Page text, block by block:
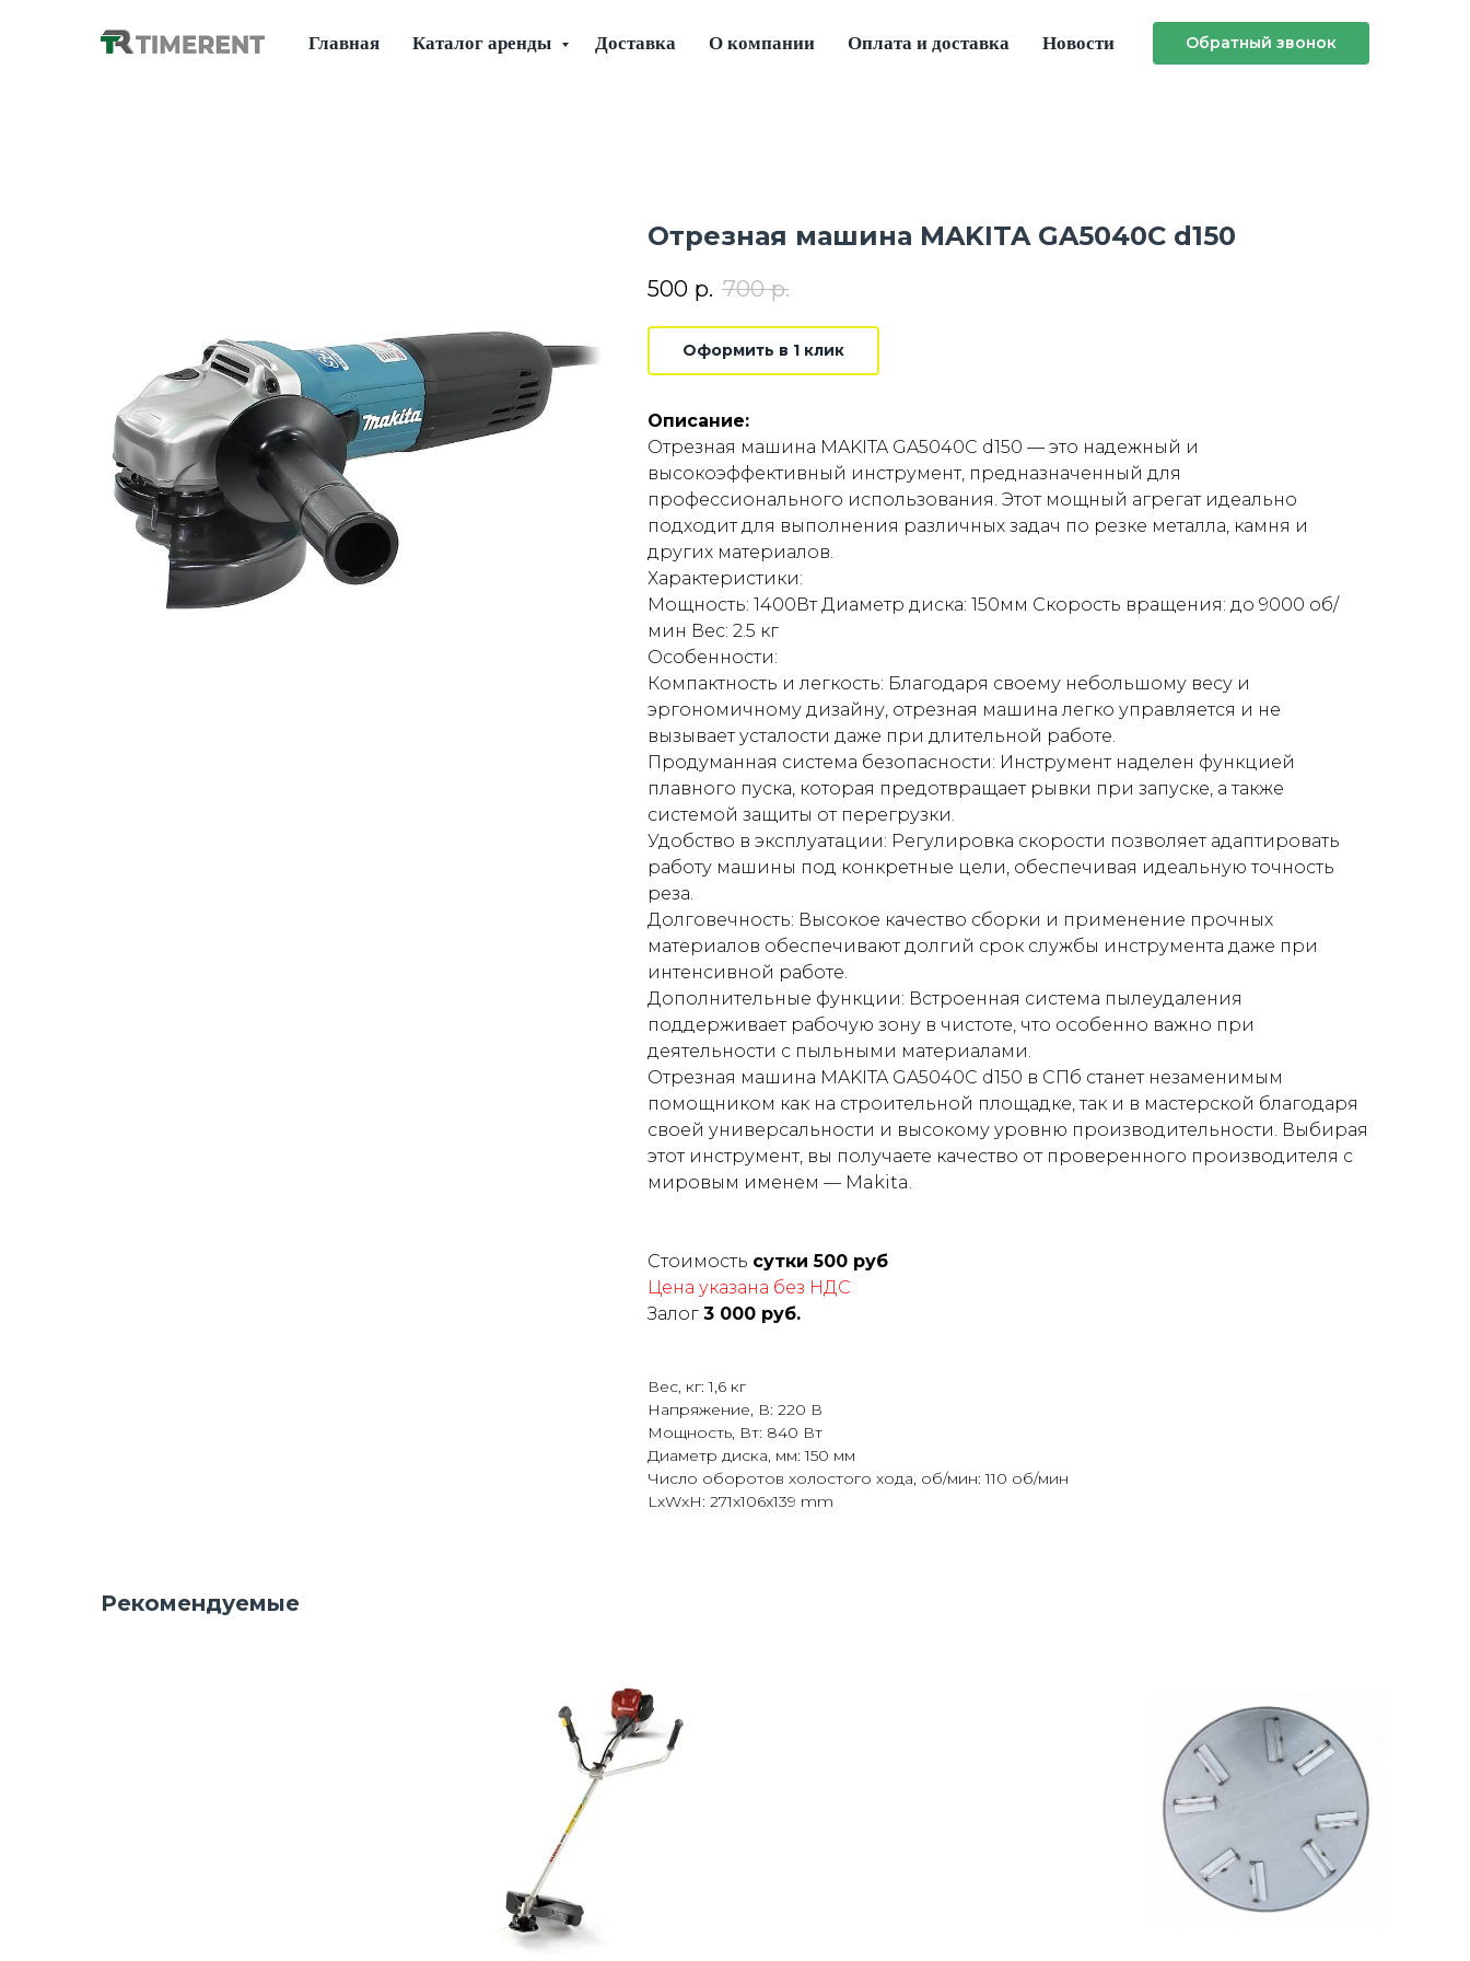
Главная Каталог аренды Доставка О компании Оплата и доставка Новости Обратный звонок
Отрезная машина MAKITA GA5040C d150
500 р. 700 р.
Оформить в 1 клик
Описание:
Отрезная машина MAKITA GA5040C d150 — это надежный и
высокоэффективный инструмент, предназначенный для
профессионального использования. Этот мощный агрегат идеально
подходит для выполнения различных задач по резке металла, камня и
других материалов.
Характеристики:
Мощность: 1400Вт Диаметр диска: 150мм Скорость вращения: до 9000 об/
мин Вес: 2.5 кг
Особенности:
Компактность и легкость: Благодаря своему небольшому весу и
эргономичному дизайну, отрезная машина легко управляется и не
вызывает усталости даже при длительной работе.
Продуманная система безопасности: Инструмент наделен функцией
плавного пуска, которая предотвращает рывки при запуске, а также
системой защиты от перегрузки.
Удобство в эксплуатации: Регулировка скорости позволяет адаптировать
работу машины под конкретные цели, обеспечивая идеальную точность
реза.
Долговечность: Высокое качество сборки и применение прочных
материалов обеспечивают долгий срок службы инструмента даже при
интенсивной работе.
Дополнительные функции: Встроенная система пылеудаления
поддерживает рабочую зону в чистоте, что особенно важно при
деятельности с пыльными материалами.
Отрезная машина MAKITA GA5040C d150 в СПб станет незаменимым
помощником как на строительной площадке, так и в мастерской благодаря
своей универсальности и высокому уровню производительности. Выбирая
этот инструмент, вы получаете качество от проверенного производителя с
мировым именем — Makita.
Стоимость сутки 500 руб
Цена указана без НДС
Залог 3 000 руб.
Вес, кг: 1,6 кг
Напряжение, В: 220 В
Мощность, Вт: 840 Вт
Диаметр диска, мм: 150 мм
Число оборотов холостого хода, об/мин: 110 об/мин
LxWxH: 271x106x139 mm
Рекомендуемые